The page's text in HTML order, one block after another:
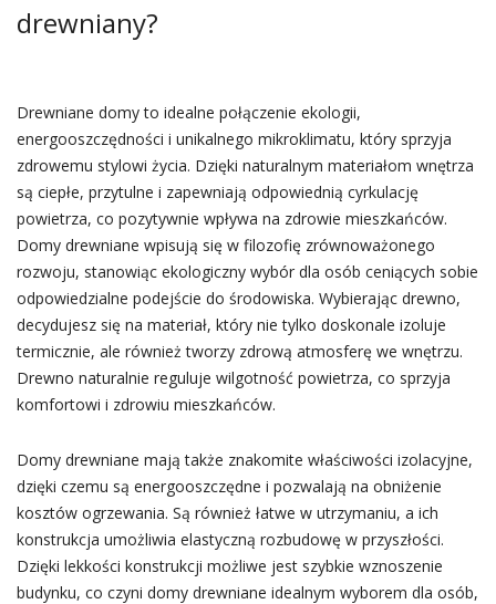
drewniany?
Drewniane domy to idealne połączenie ekologii,
energooszczędności i unikalnego mikroklimatu, który sprzyja
zdrowemu stylowi życia. Dzięki naturalnym materiałom wnętrza
są ciepłe, przytulne i zapewniają odpowiednią cyrkulację
powietrza, co pozytywnie wpływa na zdrowie mieszkańców.
Domy drewniane wpisują się w filozofię zrównoważonego
rozwoju, stanowiąc ekologiczny wybór dla osób ceniących sobie
odpowiedzialne podejście do środowiska. Wybierając drewno,
decydujesz się na materiał, który nie tylko doskonale izoluje
termicznie, ale również tworzy zdrową atmosferę we wnętrzu.
Drewno naturalnie reguluje wilgotność powietrza, co sprzyja
komfortowi i zdrowiu mieszkańców.
Domy drewniane mają także znakomite właściwości izolacyjne,
dzięki czemu są energooszczędne i pozwalają na obniżenie
kosztów ogrzewania. Są również łatwe w utrzymaniu, a ich
konstrukcja umożliwia elastyczną rozbudowę w przyszłości.
Dzięki lekkości konstrukcji możliwe jest szybkie wznoszenie
budynku, co czyni domy drewniane idealnym wyborem dla osób,